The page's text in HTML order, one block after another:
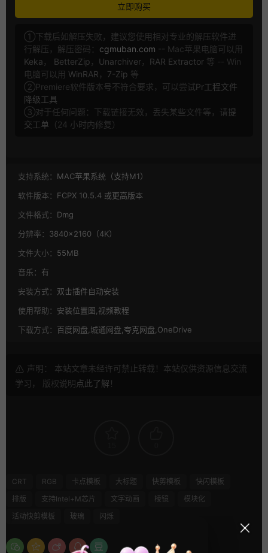
立即购买
①下载后如解压失败，建议您使用相对专业的解压软件进
行解压，解压密码： cgmuban.com -- Mac苹果电脑可以用
Keka ， BetterZip ， Unarchiver， RAR Extractor 等 -- Win
电脑可以用 WinRAR ， 7-Zip 等
②Premiere软件版本号不符合要求，可以尝试Pr工程文件
降级工具
③对于任何问题：下载链接无效，丢失某些文件等，请提
交工单 （24 小时内修复）
支持系统： MAC苹果系统（支持M1）
软件版本： FCPX 10.5.4 或更高版本
文件格式： Dmg
分辨率： 3840×2160（4K）
文件大小： 55MB
音乐： 有
安装方式： 双击插件自动安装
使用帮助： 安装位置图,视频教程
下载方式： 百度网盘,城通网盘,夸克网盘,OneDrive
声明： 本站文章未经许可禁止转载！本站仅供资源信息交流
学习， 版权说明点此了解 ！
CRT RGB 卡点模板 大标题 快剪模板
快闪模板
排版
支持Intel+M芯片 文字动画 棱镜
模块化
活动快剪模板
玻璃 闪烁